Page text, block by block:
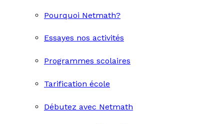
Pourquoi Netmath?
Essayes nos activités
Programmes scolaires
Tarification école
Débutez avec Netmath